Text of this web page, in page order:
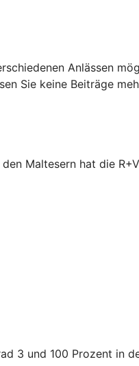
Anlässen
Sie keine Beiträge
Maltesern hat die
3 und 100 Prozent in